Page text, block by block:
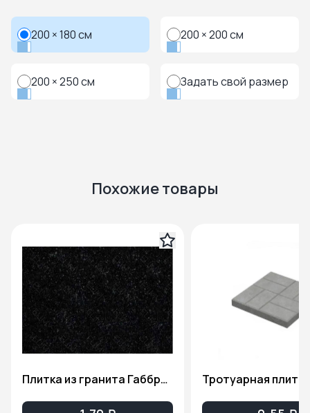
200 × 180 см 200 × 200 см
200 × 250 см Задать свой размер
Похожие товары
Плитка из гранита Габбро-Диабаз(Карельский гранит), толщина 2см. ПГ81